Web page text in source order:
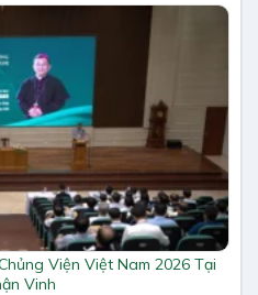
Viện Việt Nam 2026 Tại
Vinh